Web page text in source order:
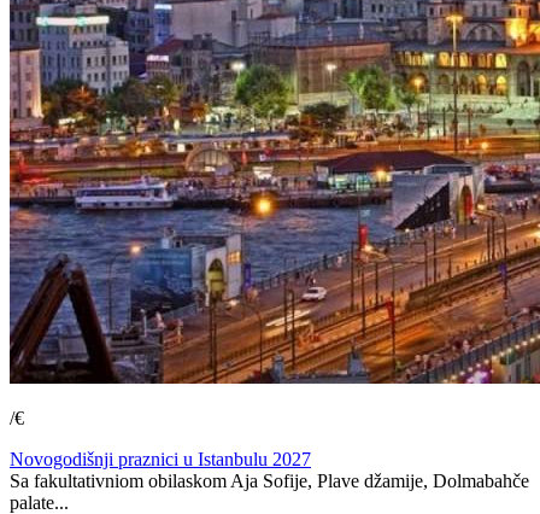
/€
Novogodišnji praznici u Istanbulu 2027
Sa fakultativniom obilaskom Aja Sofije, Plave džamije, Dolmabahče
palate...